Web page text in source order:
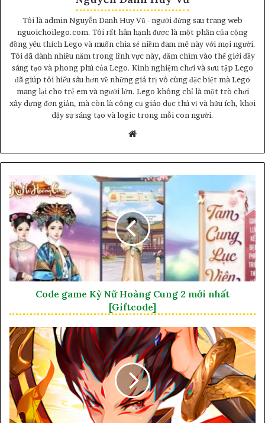
Tôi là admin Nguyễn Danh Huy Vũ - người đứng sau trang web
nguoichoilego.com. Tôi rất hân hạnh được là một phần của cộng
đồng yêu thích Lego và muốn chia sẻ niềm đam mê này với mọi người.
Tôi đã dành nhiều năm trong lĩnh vực này, đắm chìm vào thế giới đầy
sáng tạo và phong phú của Lego. Kinh nghiệm chơi và sưu tập Lego
đã giúp tôi hiểu sâu hơn về những giá trị vô cùng đặc biệt mà Lego
mang lại cho trẻ em và người lớn. Lego không chỉ là một trò chơi
xây dựng đơn giản, mà còn là công cụ giáo dục thú vị và hữu ích, khơi
dậy sự sáng tạo và logic trong mỗi con người.
Code game Kỳ Nữ Hoàng Cung 2 mới nhất
[Giftcode]